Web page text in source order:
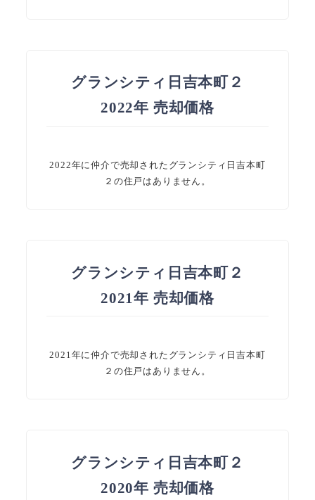
グランシティ日吉本町２
2022年 売却価格
2022年に仲介で売却されたグランシティ日吉本町
２の住戸はありません。
グランシティ日吉本町２
2021年 売却価格
2021年に仲介で売却されたグランシティ日吉本町
２の住戸はありません。
グランシティ日吉本町２
2020年 売却価格